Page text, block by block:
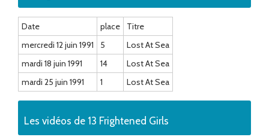
Date place
Titre
mercredi 12 juin 1991
5
Lost At Sea
mardi 18 juin 1991
14
Lost At Sea
mardi 25 juin 1991
1 Lost At Sea
Les vidéos de 13 Frightened Girls